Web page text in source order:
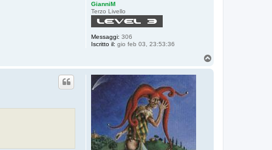
GianniM
Terzo Livello
Messaggi: 306
Iscritto il: gio feb 03, 23:53:36